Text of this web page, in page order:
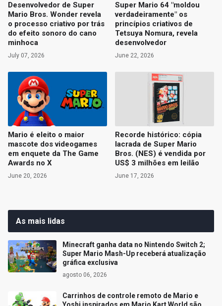
Desenvolvedor de Super
Mario Bros. Wonder revela
o processo criativo por trás
do efeito sonoro do cano
minhoca
July 07, 2026
Super Mario 64 "moldou
verdadeiramente" os
princípios criativos de
Tetsuya Nomura, revela
desenvolvedor
June 22, 2026
Mario é eleito o maior
mascote dos videogames
em enquete da The Game
Awards no X
June 20, 2026
Recorde histórico: cópia
lacrada de Super Mario
Bros. (NES) é vendida por
US$ 3 milhões em leilão
June 17, 2026
As mais lidas
Minecraft ganha data no Nintendo Switch 2;
Super Mario Mash-Up receberá atualização
gráfica exclusiva
agosto 06, 2026
Carrinhos de controle remoto de Mario e